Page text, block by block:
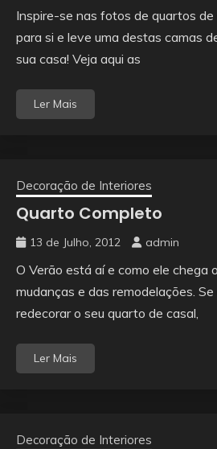
Inspire-se nas fotos de quartos de
para si e leve uma destas camas
sua casa! Veja aqui as
Ler Mais
Decoração de Interiores
Quarto Completo
13 de Julho, 2012 admin
O Verão está aí e como ele chega
mudanças e das remodelações.
redecorar o seu quarto de casal,
Ler Mais
Decoração de Interiores